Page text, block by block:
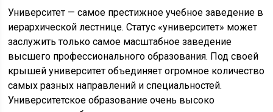
Университет — самое престижное учебное заведение в
иерархической лестнице. Статус «университет» может
заслужить только самое масштабное заведение
высшего профессионального образования. Под своей
крышей университет объединяет огромное количество
самых разных направлений и специальностей.
Университетское образование очень высоко